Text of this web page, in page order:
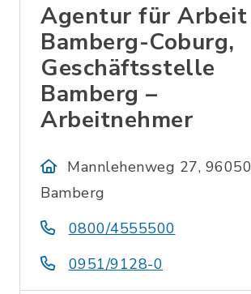
Agentur für Arbeit
Bamberg-Coburg,
Geschäftsstelle
Bamberg –
Arbeitnehmer
Mannlehenweg 27, 96050
Bamberg
0800/4555500
0951/9128-0